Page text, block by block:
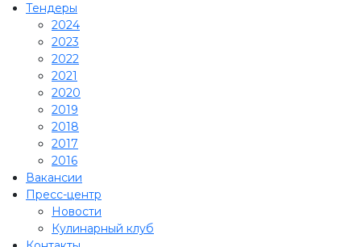
Тендеры
2024
2023
2022
2021
2020
2019
2018
2017
2016
Вакансии
Пресс-центр
Новости
Кулинарный клуб